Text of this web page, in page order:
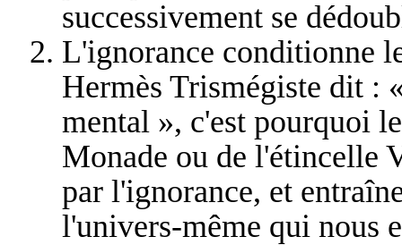
successivement se
L'ignorance conditionne
Hermès Trismégiste dit :
mental », c'est pourquoi
Monade ou de l'étincelle
par l'ignorance, et
l'univers-même qui nous